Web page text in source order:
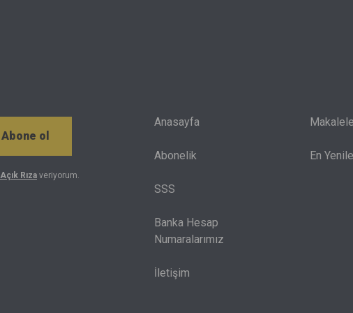
Abone ol
Açık Rıza veriyorum.
Anasayfa
Abonelik
SSS
Banka Hesap
Numaralarımız
İletişim
En